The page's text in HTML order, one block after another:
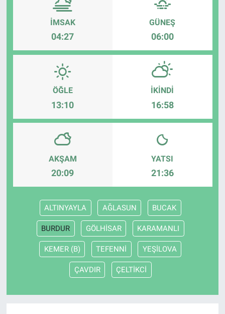
İMSAK
04:27
GÜNEŞ
06:00
ÖĞLE
13:10
İKINDI
16:58
AKŞAM
20:09
YATSI
21:36
ALTINYAYLA AĞLASUN BUCAK
BURDUR GÖLHİSAR KARAMANLI
KEMER (B) TEFENNİ YEŞİLOVA
ÇAVDIR ÇELTİKCİ